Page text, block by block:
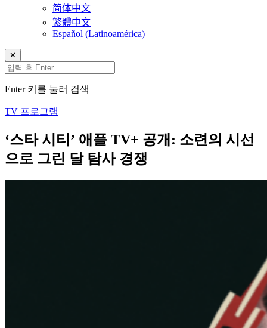
简体中文
繁體中文
Español (Latinoamérica)
✕
Enter 키를 눌러 검색
TV 프로그램
‘스타 시티’ 애플 TV+ 공개: 소련의 시선
으로 그린 달 탐사 경쟁